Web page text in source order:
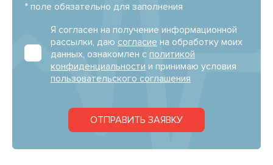
* поле обязательно для заполнения
Я согласен на получение информационной
рассылки, даю согласие на обработку моих
данных, ознакомлен с политикой
конфиденциальности и принимаю условия
пользовательского соглашения
ОТПРАВИТЬ ЗАЯВКУ